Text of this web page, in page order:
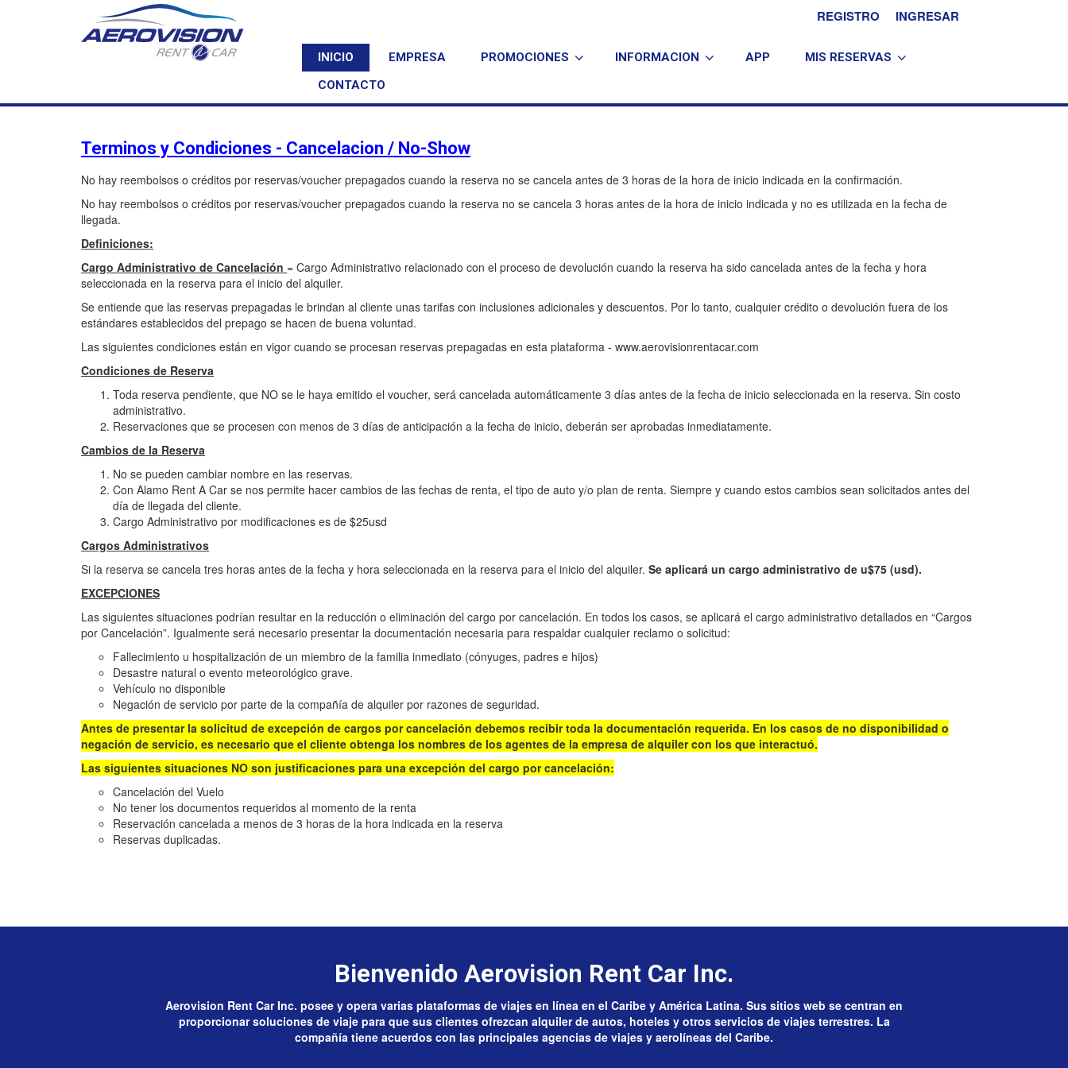
REGISTRO INGRESAR
INICIO EMPRESA PROMOCIONES INFORMACION APP
MIS RESERVAS
CONTACTO
Terminos y Condiciones - Cancelacion / No-Show
No hay reembolsos o créditos por reservas/voucher prepagados cuando la reserva no se cancela antes de 3 horas de la hora de inicio indicada en la confirmación.
No hay reembolsos o créditos por reservas/voucher prepagados cuando la reserva no se cancela 3 horas antes de la hora de inicio indicada y no es utilizada en la fecha de
llegada.
Definiciones:
Cargo Administrativo de Cancelación = Cargo Administrativo relacionado con el proceso de devolución cuando la reserva ha sido cancelada antes de la fecha y hora
seleccionada en la reserva para el inicio del alquiler.
Se entiende que las reservas prepagadas le brindan al cliente unas tarifas con inclusiones adicionales y descuentos. Por lo tanto, cualquier crédito o devolución fuera de los
estándares establecidos del prepago se hacen de buena voluntad.
Las siguientes condiciones están en vigor cuando se procesan reservas prepagadas en esta plataforma - www.aerovisionrentacar.com
Condiciones de Reserva
Toda reserva pendiente, que NO se le haya emitido el voucher, será cancelada automáticamente 3 días antes de la fecha de inicio seleccionada en la reserva. Sin costo
administrativo.
Reservaciones que se procesen con menos de 3 días de anticipación a la fecha de inicio, deberán ser aprobadas inmediatamente.
Cambios de la Reserva
No se pueden cambiar nombre en las reservas.
Con Alamo Rent A Car se nos permite hacer cambios de las fechas de renta, el tipo de auto y/o plan de renta. Siempre y cuando estos cambios sean solicitados antes del
día de llegada del cliente.
Cargo Administrativo por modificaciones es de $25usd
Cargos Administrativos
Si la reserva se cancela tres horas antes de la fecha y hora seleccionada en la reserva para el inicio del alquiler. Se aplicará un cargo administrativo de u$75 (usd).
EXCEPCIONES
Las siguientes situaciones podrían resultar en la reducción o eliminación del cargo por cancelación. En todos los casos, se aplicará el cargo administrativo detallados en “Cargos
por Cancelación”. Igualmente será necesario presentar la documentación necesaria para respaldar cualquier reclamo o solicitud:
Fallecimiento u hospitalización de un miembro de la familia inmediato (cónyuges, padres e hijos)
Desastre natural o evento meteorológico grave.
Vehículo no disponible
Negación de servicio por parte de la compañía de alquiler por razones de seguridad.
Antes de presentar la solicitud de excepción de cargos por cancelación debemos recibir toda la documentación requerida. En los casos de no disponibilidad o
negación de servicio, es necesario que el cliente obtenga los nombres de los agentes de la empresa de alquiler con los que interactuó.
Las siguientes situaciones NO son justificaciones para una excepción del cargo por cancelación:
Cancelación del Vuelo
No tener los documentos requeridos al momento de la renta
Reservación cancelada a menos de 3 horas de la hora indicada en la reserva
Reservas duplicadas.
Bienvenido Aerovision Rent Car Inc.
Aerovision Rent Car Inc. posee y opera varias plataformas de viajes en línea en el Caribe y América Latina. Sus sitios web se centran en
proporcionar soluciones de viaje para que sus clientes ofrezcan alquiler de autos, hoteles y otros servicios de viajes terrestres. La
compañía tiene acuerdos con las principales agencias de viajes y aerolíneas del Caribe.